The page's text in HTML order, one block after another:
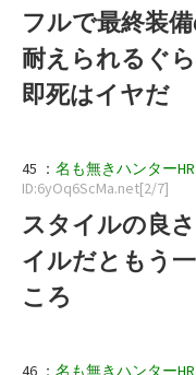
フルで最終装
耐えられるぐ
即死はイヤだ
45 ： 名も無きハンター
ID:6yOq6ScMa.net[2/7]
スタイルの良
イルだともう
ころ
46 ： 名も無きハンター